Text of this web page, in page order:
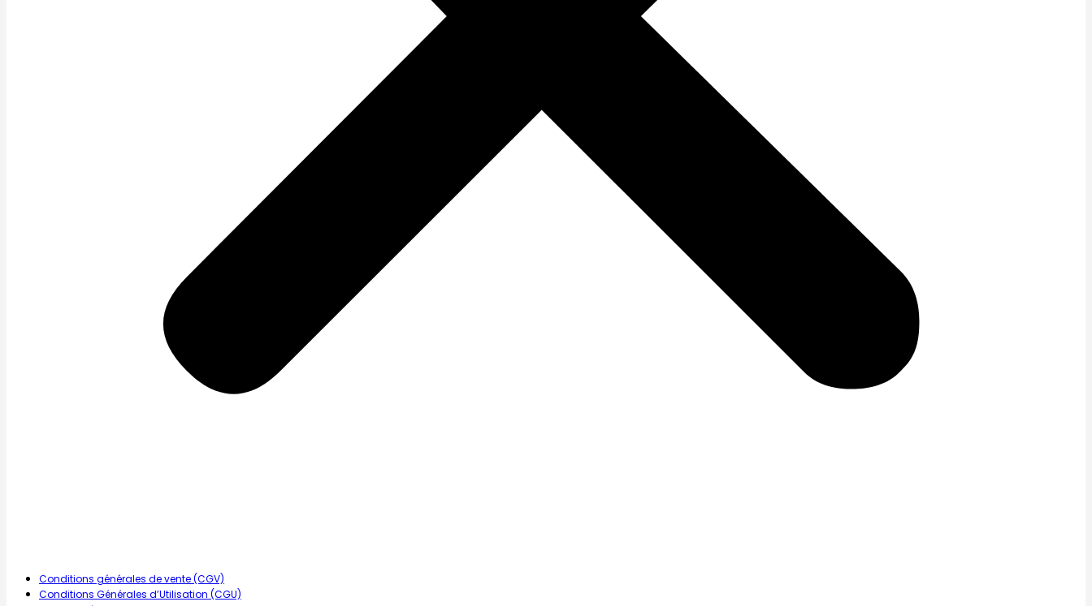
Conditions générales de vente (CGV)
Conditions Générales d’Utilisation (CGU)